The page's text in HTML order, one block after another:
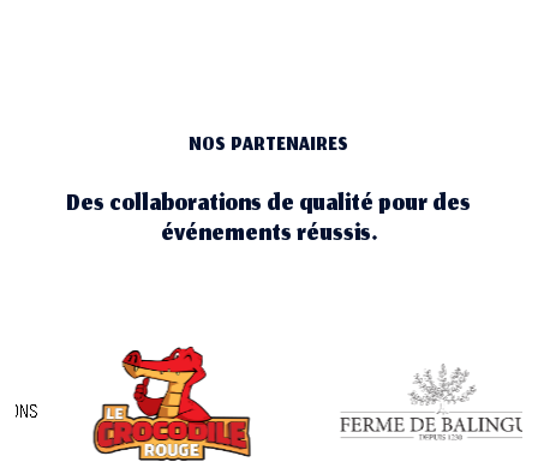
NOS PARTENAIRES
Des collaborations de qualité pour des
événements réussis.